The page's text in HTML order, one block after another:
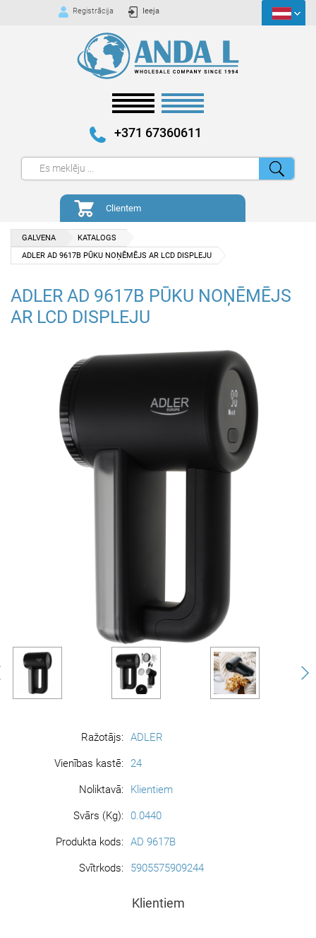
Registrācija Ieeja
+371 67360611
Clientem
GALVENA
KATALOGS
ADLER AD 9617B PŪKU NOŅĒMĒJS AR LCD DISPLEJU
ADLER AD 9617B PŪKU NOŅĒMĒJS
AR LCD DISPLEJU
Ražotājs: ADLER
Vienības kastē: 24
Noliktavā: Klientiem
Svārs (Kg): 0.0440
Produkta kods: AD 9617B
Svītrkods: 5905575909244
Klientiem